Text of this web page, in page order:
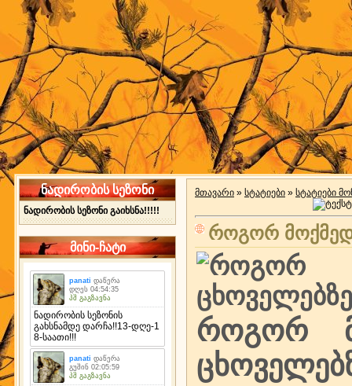
ნადირობის სეზონი
ნადირობის სეზონი გაიხსნა!!!!!
მინი-ჩატი
მთავარი » სტატიები » სტატიები
როგორ
როგორ